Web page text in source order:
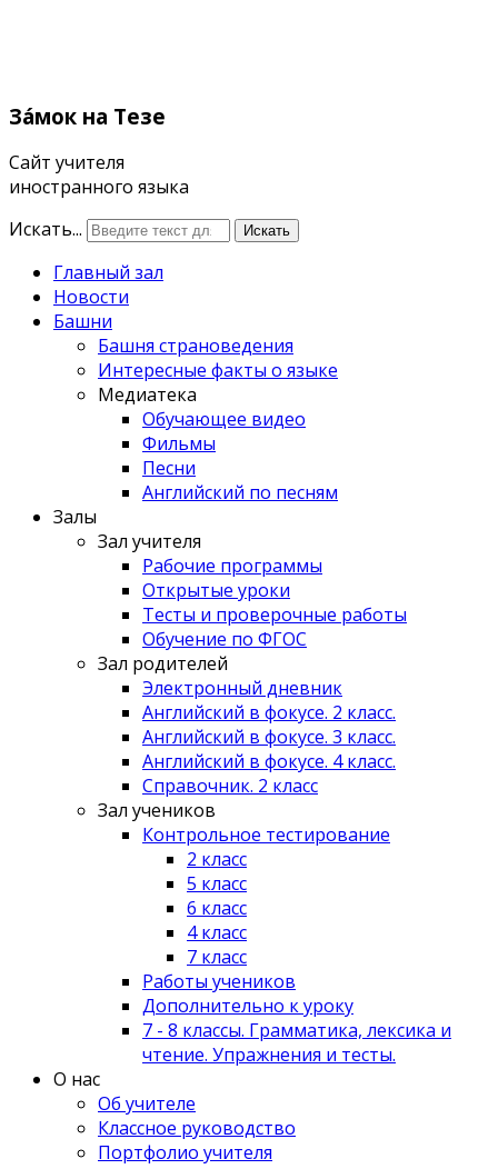
Зáмок на Тезе
Сайт учителя
иностранного языка
Искать...
Искать
Главный зал
Новости
Башни
Башня страноведения
Интересные факты о языке
Медиатека
Обучающее видео
Фильмы
Песни
Английский по песням
Залы
Зал учителя
Рабочие программы
Открытые уроки
Тесты и проверочные работы
Обучение по ФГОС
Зал родителей
Электронный дневник
Английский в фокусе. 2 класс.
Английский в фокусе. 3 класс.
Английский в фокусе. 4 класс.
Справочник. 2 класс
Зал учеников
Контрольное тестирование
2 класс
5 класс
6 класс
4 класс
7 класс
Работы учеников
Дополнительно к уроку
7 - 8 классы. Грамматика, лексика и
чтение. Упражнения и тесты.
О нас
Об учителе
Классное руководство
Портфолио учителя